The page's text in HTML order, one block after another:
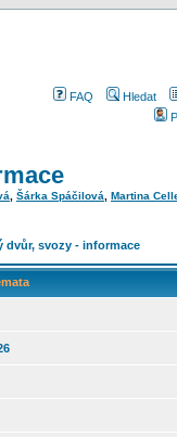
FAQ
Hledat
Šárka Spáčilová
Martina
dvůr, svozy - informace